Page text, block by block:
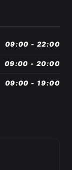
09:00 - 22:00
09:00 - 20:00
09:00 - 19:00